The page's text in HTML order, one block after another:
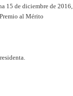
15 de diciembre de 2016,
al Mérito